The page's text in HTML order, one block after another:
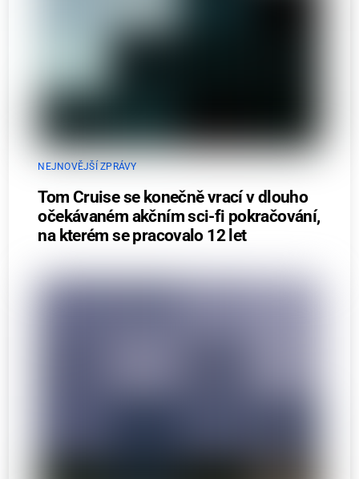
NEJNOVĚJŠÍ ZPRÁVY
Tom Cruise se konečně vrací v dlouho
očekávaném akčním sci-fi pokračování,
na kterém se pracovalo 12 let